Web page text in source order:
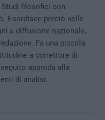
Studi filosofici con
Esordisce perciò nelle
a diffusione nazionale,
Fa una piccola
a correttore di
approda alla
di analisi.